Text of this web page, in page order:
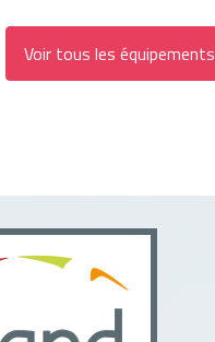
Voir tous les équipements